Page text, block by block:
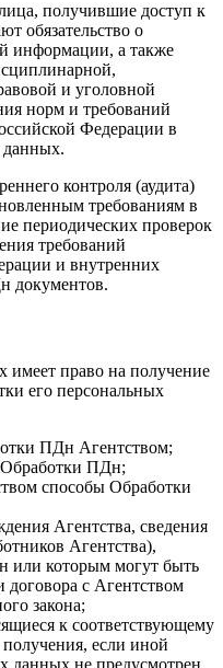
получившие доступ к
обязательство о
информации, а также
и уголовной
норм и требований
Федерации в
данных.
контроля (аудита)
требованиям в
периодических проверок
требований
и внутренних
документов.
имеет право на получение
его персональных
ПДн Агентством;
ПДн;
способы Обработки
Агентства, сведения
Агентства),
или которым могут быть
с Агентством
закона;
к соответствующему
если иной
данных не предусмотрен